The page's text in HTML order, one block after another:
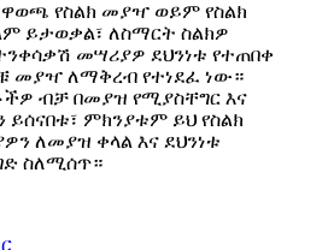
የስልክ መያዣ ወይም የስልክ
ይታወቃል፣ ለስማርት ስልክዎ
መሣሪያዎ ደህንነቱ የተጠበቀ
መያዣ ለማቅረብ የተነደፈ ነው።
ብቻ በመያዝ የሚያስቸግር እና
ይሰናበቱ፣ ምክንያቱም ይህ የስልክ
ለመያዝ ቀላል እና ደህንነቱ
ስለሚሰጥ።